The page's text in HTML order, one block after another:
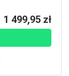
1 499,95 zł